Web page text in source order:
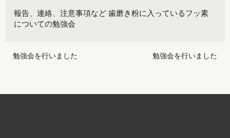
報告、連絡、注意事項など 歯磨き粉に入っているフッ素
についての勉強会
勉強会を行いました 勉強会を行いました